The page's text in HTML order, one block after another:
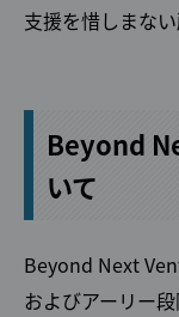
支援を惜しまない
Beyond
いて
Beyond Next
およびアーリー